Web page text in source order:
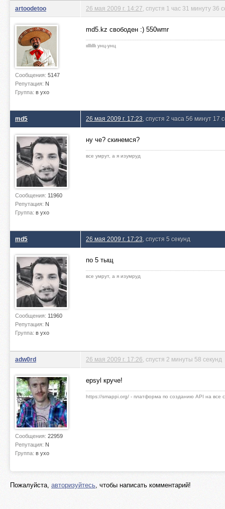
artoodetoo
Сообщения: 5147
Репутация: N
Группа: в ухо
26 мая 2009 г. 14:27 , спустя 1 час 31 минуту 36
md5.kz свободен :) 550wmr
ιιlllιlllι унц-унц
md5
Сообщения: 11960
Репутация: N
Группа: в ухо
26 мая 2009 г. 17:23 , спустя 2 часа 56 минут 17
ну че? скинемся?
все умрут, а я изумруд
md5
Сообщения: 11960
Репутация: N
Группа: в ухо
26 мая 2009 г. 17:23 , спустя 5 секунд
по 5 тыщ
все умрут, а я изумруд
adw0rd
Сообщения: 22959
Репутация: N
Группа: в ухо
26 мая 2009 г. 17:26 , спустя 2 минуты 58 секунд
epsyl круче!
https://smappi.org/ - платформа по созданию API на все
Пожалуйста, авторизуйтесь, чтобы написать комментарий!